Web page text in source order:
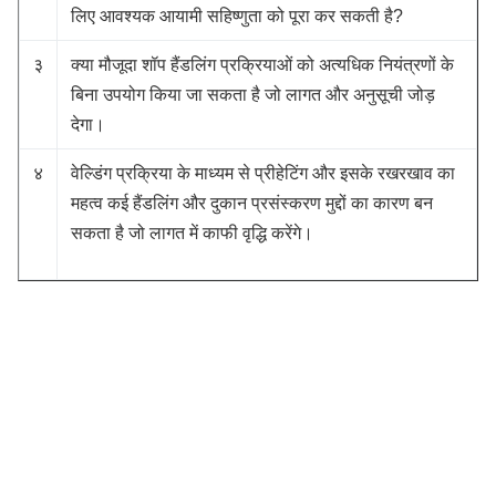
लिए आवश्यक आयामी सहिष्णुता को पूरा कर सकती है?
३
क्या मौजूदा शॉप हैंडलिंग प्रक्रियाओं को अत्यधिक नियंत्रणों के
बिना उपयोग किया जा सकता है जो लागत और अनुसूची जोड़
देगा।
४
वेल्डिंग प्रक्रिया के माध्यम से प्रीहेटिंग और इसके रखरखाव का
महत्व कई हैंडलिंग और दुकान प्रसंस्करण मुद्दों का कारण बन
सकता है जो लागत में काफी वृद्धि करेंगे।